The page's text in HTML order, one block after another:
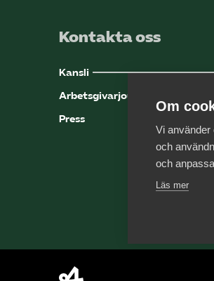
Kontakta oss
Kansli
Arbetsgivarjouren
Press
Om
Vi använder
och
och
Läs mer